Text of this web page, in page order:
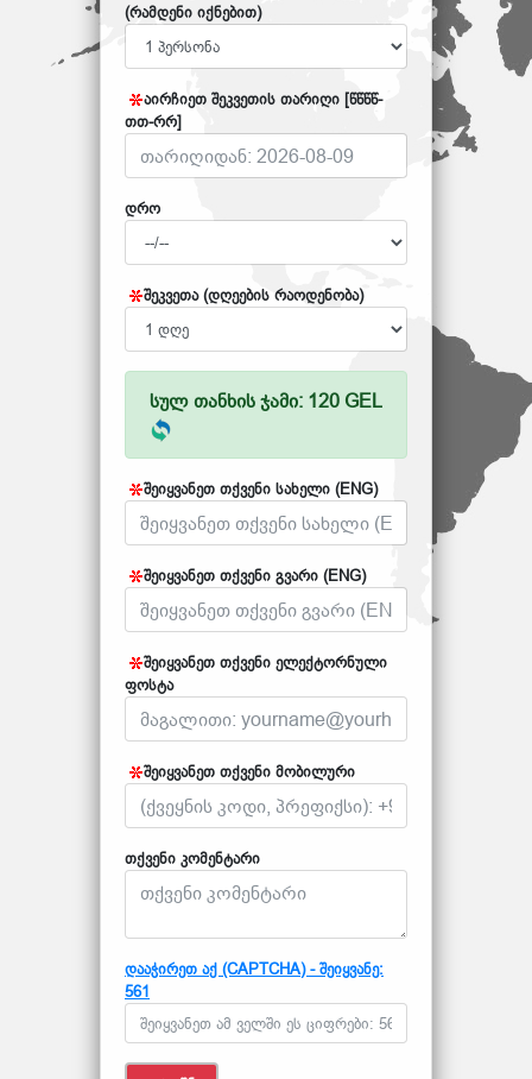
(რამდენი იქნებით)
აირჩიეთ შეკვეთის თარიღი [წწწწ-
თთ-რრ]
დრო
შეკვეთა (დღეების რაოდენობა)
სულ თანხის ჯამი: 120 GEL
შეიყვანეთ თქვენი სახელი (ENG)
შეიყვანეთ თქვენი გვარი (ENG)
შეიყვანეთ თქვენი ელექტორნული
ფოსტა
შეიყვანეთ თქვენი მობილური
თქვენი კომენტარი
დააჭირეთ აქ (CAPTCHA) - შეიყვანე:
561